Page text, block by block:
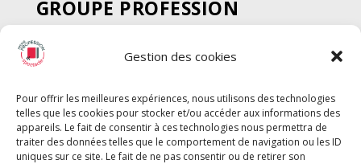
Gestion des cookies
Pour offrir les meilleures expériences, nous utilisons des technologies
telles que les cookies pour stocker et/ou accéder aux informations des
appareils. Le fait de consentir à ces technologies nous permettra de
traiter des données telles que le comportement de navigation ou les ID
uniques sur ce site. Le fait de ne pas consentir ou de retirer son
GROUPE PROFESSION
SPECTACLE
Chèque Intermittents
Chèque Compta
Chèque Emploi Spectacle
G-Pods